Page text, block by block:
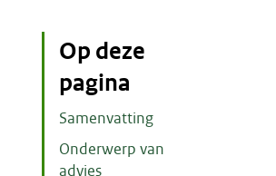
Op deze
pagina
Samenvatting
Onderwerp van
advies